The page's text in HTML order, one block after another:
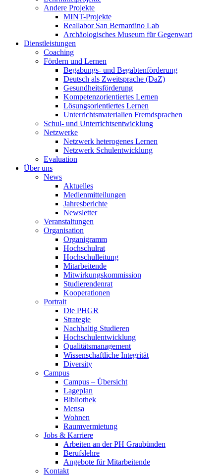
Andere Projekte
MINT-Projekte
Reallabor San Bernardino Lab
Archäologisches Museum für Gegenwart
Dienstleistungen
Coaching
Fördern und Lernen
Begabungs- und Begabtenförderung
Deutsch als Zweitsprache (DaZ)
Gesundheitsförderung
Kompetenzorientiertes Lernen
Lösungsorientiertes Lernen
Unterrichtsmaterialien Fremdsprachen
Schul- und Unterrichtsentwicklung
Netzwerke
Netzwerk heterogenes Lernen
Netzwerk Schulentwicklung
Evaluation
Über uns
News
Aktuelles
Medienmitteilungen
Jahresberichte
Newsletter
Veranstaltungen
Organisation
Organigramm
Hochschulrat
Hochschulleitung
Mitarbeitende
Mitwirkungskommission
Studierendenrat
Kooperationen
Portrait
Die PHGR
Strategie
Nachhaltig Studieren
Hochschulentwicklung
Qualitätsmanagement
Wissenschaftliche Integrität
Diversity
Campus
Campus – Übersicht
Lageplan
Bibliothek
Mensa
Wohnen
Raumvermietung
Jobs & Karriere
Arbeiten an der PH Graubünden
Berufslehre
Angebote für Mitarbeitende
Kontakt